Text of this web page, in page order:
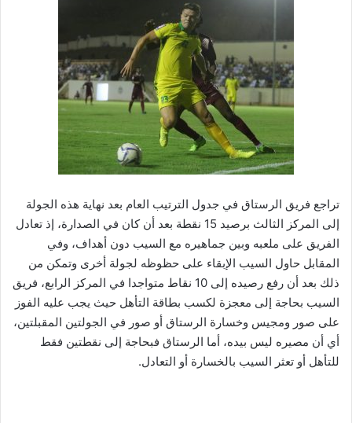
تراجع فريق الرستاق في جدول الترتيب العام بعد نهاية هذه الجولة
إلى المركز الثالث برصيد 15 نقطة بعد أن كان في الصدارة، إذ تعادل
الفريق على ملعبه وبين جماهيره مع السيب دون أهداف، وفي
المقابل حاول السيب الإبقاء على حظوظه لجولة أخرى وتمكن من
ذلك بعد أن رفع رصيده إلى 10 نقاط متواجدا في المركز الرابع، فريق
السيب بحاجة إلى معجزة لكسب بطاقة التأهل حيث يجب عليه الفوز
على صور ومجيس وخسارة الرستاق أو صور في الجولتين المقبلتين،
أي أن مصيره ليس بيده، أما الرستاق فبحاجة إلى نقطتين فقط
للتأهل أو تعثر السيب بالخسارة أو التعادل.